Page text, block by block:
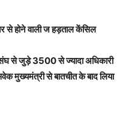
से होने वाली ज हड़ताल केंसिल
संघ से जुड़े 3500 से ज्यादा अधिकारी
मुख्यमंत्री से बातचीत के बाद लिया